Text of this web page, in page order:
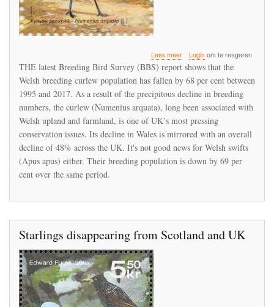
Lees meerover
Nearly
per
cent
decline
numbers
of
curlew
breeding
Loginom te reageren
THE latest Breeding Bird Survey (BBS) report shows that the
Welsh breeding curlew population has fallen by 68 per cent between
1995 and 2017. As a result of the precipitous decline in breeding
numbers, the curlew (Numenius arquata), long been associated with
Welsh upland and farmland, is one of UK’s most pressing
conservation issues. Its decline in Wales is mirrored with an overall
decline of 48% across the UK. It's not good news for Welsh swifts
(Apus apus) either. Their breeding population is down by 69 per
cent over the same period.
Starlings disappearing from Scotland and UK